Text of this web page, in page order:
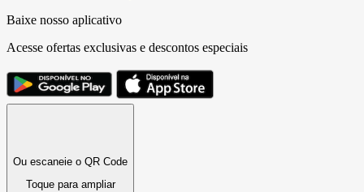
Baixe nosso aplicativo
Acesse ofertas exclusivas e descontos especiais
Ou escaneie o QR Code
Toque para ampliar